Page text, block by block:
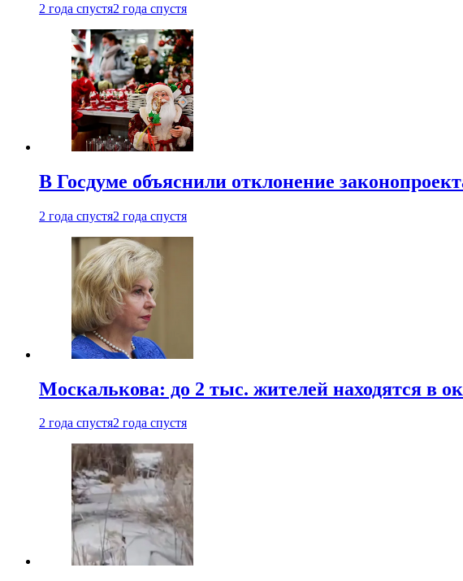
2 года спустя2 года спустя
В Госдуме объяснили отклонение
2 года спустя2 года спустя
Москалькова: до 2 тыс. жителей находятся в
2 года спустя2 года спустя